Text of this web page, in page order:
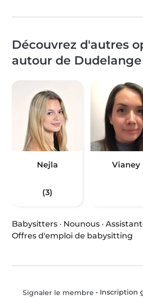
Découvrez d'autres
autour de Dudelange
Nejla
(3)
Vianey
Babysitters · Nounous ·
Offres d'emploi de babysitting
Signaler le membre • Inscription